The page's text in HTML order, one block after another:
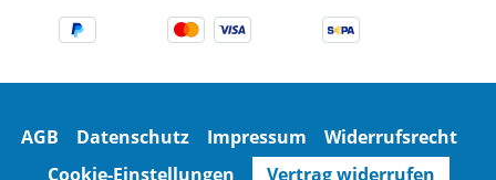
AGB Datenschutz Impressum
Widerrufsrecht
Cookie-Einstellungen
Vertrag widerrufen